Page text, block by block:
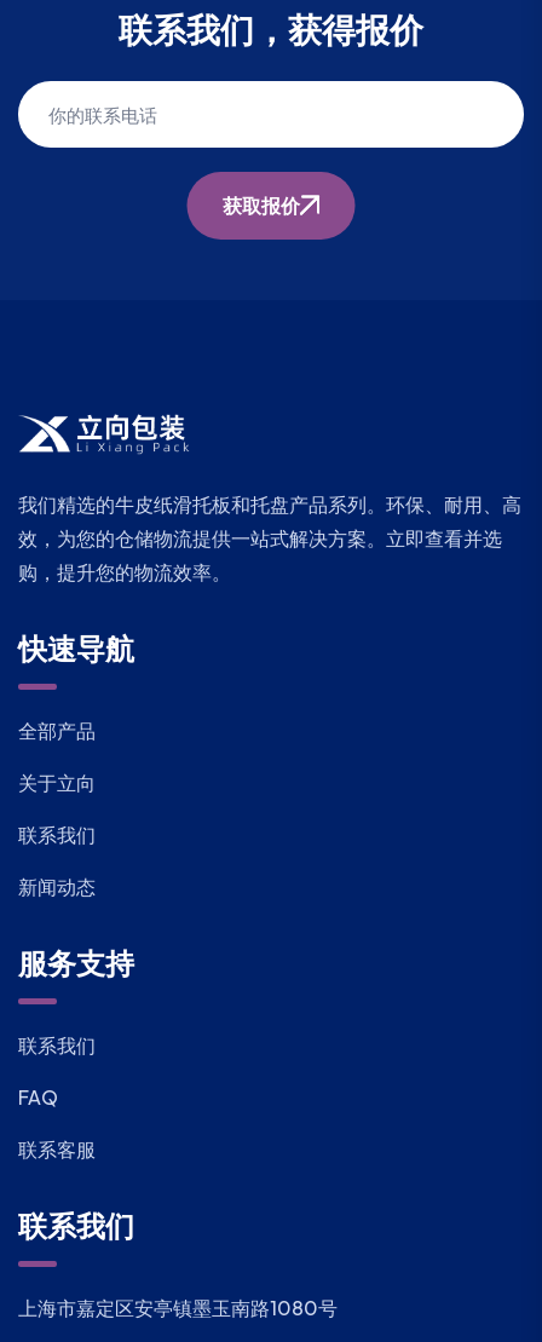
联系我们，获得报价
获取报价
我们精选的牛皮纸滑托板和托盘产品系列。环保、耐用、高
效，为您的仓储物流提供一站式解决方案。立即查看并选
购，提升您的物流效率。
快速导航
全部产品
关于立向
联系我们
新闻动态
服务支持
联系我们
FAQ
联系客服
联系我们
上海市嘉定区安亭镇墨玉南路1080号